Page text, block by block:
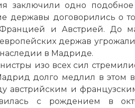
заключили одно подобное
державы договорились о
и Австрией. До
держав
в Мадриде.
изо всех сил
долго медлил в этом
австрийским и
с рождением в